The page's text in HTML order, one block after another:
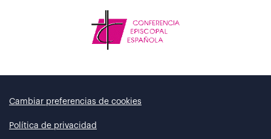
Cambiar preferencias de cookies
Política de privacidad